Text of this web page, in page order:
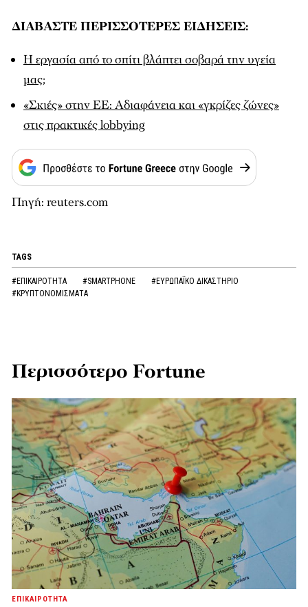
ΔΙΑΒΑΣΤΕ ΠΕΡΙΣΣΟΤΕΡΕΣ ΕΙΔΗΣΕΙΣ:
Η εργασία από το σπίτι βλάπτει σοβαρά την υγεία
μας;
«Σκιές» στην ΕΕ: Αδιαφάνεια και «γκρίζες ζώνες»
στις πρακτικές lobbying
Πηγή: reuters.com
TAGS
#ΕΠΙΚΑΙΡΟΤΗΤΑ #SMARTPHONE
#ΕΥΡΩΠΑΪΚΟ ΔΙΚΑΣΤΗΡΙΟ
#ΚΡΥΠΤΟΝΟΜΙΣΜΑΤΑ
Περισσότερο Fortune
ΕΠΙΚΑΙΡΟΤΗΤΑ